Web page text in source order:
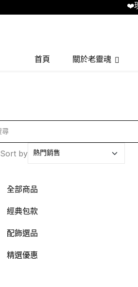
❤️現
首頁 關於老靈魂
Sort by
全部商品
經典包款
配飾選品
精選優惠